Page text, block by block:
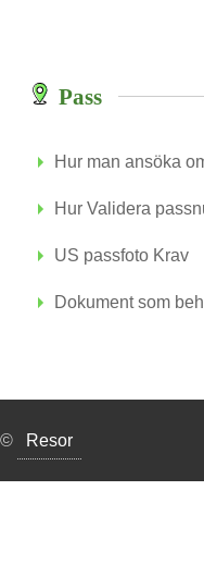
Pass
Hur man ansöka
Hur Validera
US passfoto Krav
Dokument som
© Resor